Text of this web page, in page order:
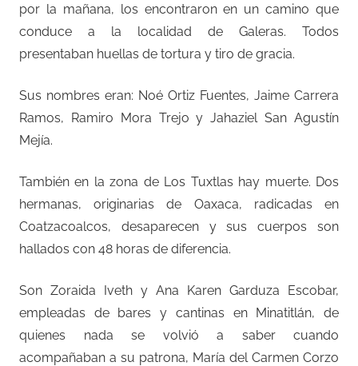
por la mañana, los encontraron en un camino que
conduce a la localidad de Galeras. Todos
presentaban huellas de tortura y tiro de gracia.
Sus nombres eran: Noé Ortiz Fuentes, Jaime Carrera
Ramos, Ramiro Mora Trejo y Jahaziel San Agustín
Mejía.
También en la zona de Los Tuxtlas hay muerte. Dos
hermanas, originarias de Oaxaca, radicadas en
Coatzacoalcos, desaparecen y sus cuerpos son
hallados con 48 horas de diferencia.
Son Zoraida Iveth y Ana Karen Garduza Escobar,
empleadas de bares y cantinas en Minatitlán, de
quienes nada se volvió a saber cuando
acompañaban a su patrona, María del Carmen Corzo